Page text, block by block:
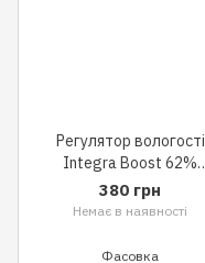
Регулятор вологості
Integra Boost 62%
Terpinolene (4 г)
380 грн
Немає в наявності
Фасовка